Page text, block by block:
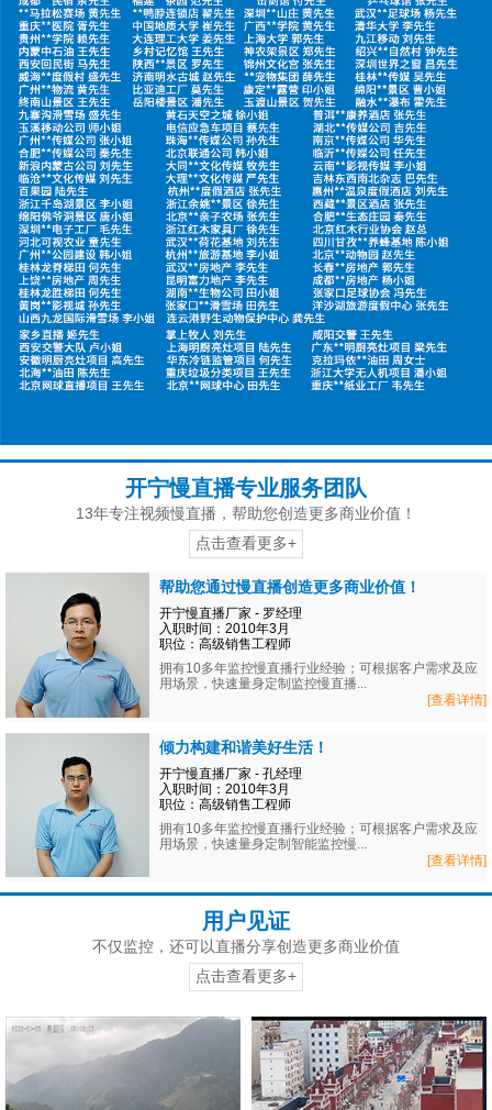
开宁慢直播专业服务团队
13年专注视频慢直播，帮助您创造更多商业价值！
点击查看更多+
帮助您通过慢直播创造更多商业价值！
开宁慢直播厂家 - 罗经理
入职时间：2010年3月
职位：高级销售工程师
拥有10多年监控慢直播行业经验；可根据客户需求及应
用场景，快速量身定制监控慢直播...
[查看详情]
倾力构建和谐美好生活！
开宁慢直播厂家 - 孔经理
入职时间：2010年3月
职位：高级销售工程师
拥有10多年监控慢直播行业经验；可根据客户需求及应
用场景，快速量身定制智能监控慢...
[查看详情]
用户见证
不仅监控，还可以直播分享创造更多商业价值
点击查看更多+